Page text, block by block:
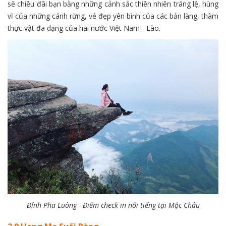
sẽ chiêu đãi bạn bằng những cảnh sắc thiên nhiên tráng lệ, hùng
vĩ của những cánh rừng, vẻ đẹp yên bình của các bản làng, thàm
thực vật đa dạng của hai nước Việt Nam - Lào.
Đỉnh Pha Luông - Điểm check in nổi tiếng tại Mộc Châu